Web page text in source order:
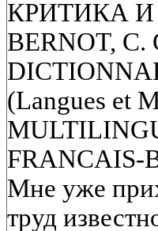
КРИТИКА И
BERNOT,
(Langues et
FRANCAIS-
Мне уже
труд